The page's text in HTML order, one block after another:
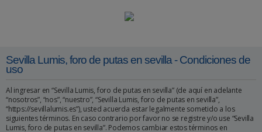
Sevilla Lumis, foro de putas en sevilla - Condiciones de
uso
Al ingresar en “Sevilla Lumis, foro de putas en sevilla” (de aquí en adelante
“nosotros”, “nos”, “nuestro”, “Sevilla Lumis, foro de putas en sevilla”,
“https://sevillalumis.es”), usted acuerda estar legalmente sometido a los
siguientes términos. En caso contrario por favor no se registre y/o use “Sevilla
Lumis, foro de putas en sevilla”. Podemos cambiar estos términos en